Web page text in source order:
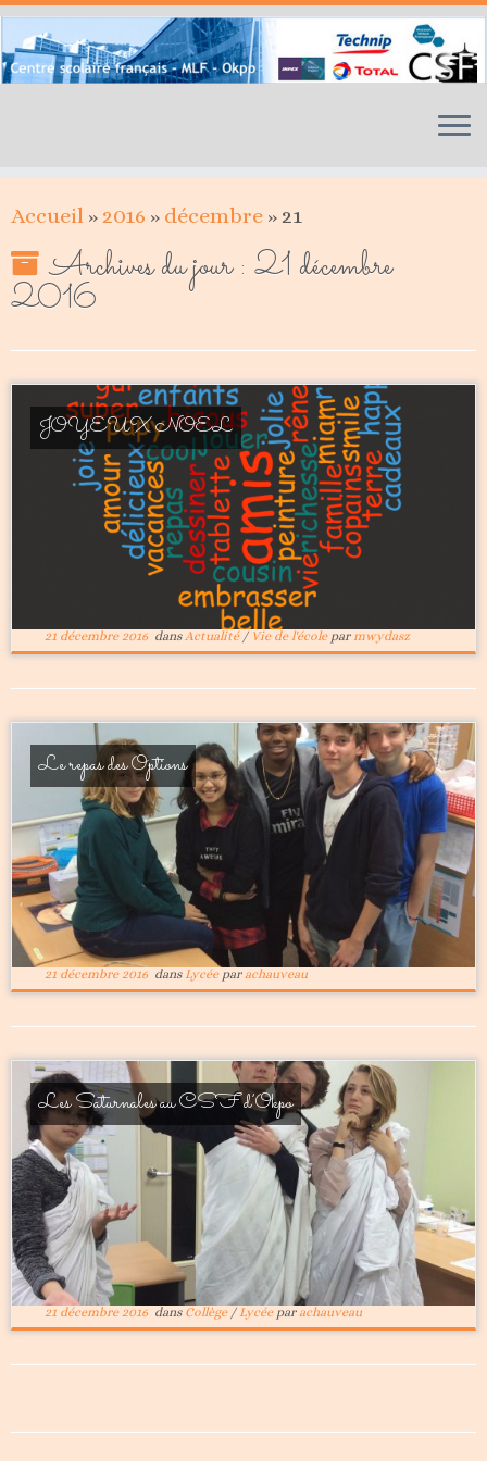
Skip
content
Accueil »2016 » décembre »21
Archives du jour : 21 décembre
2016
JOYEUX NOEL
21 décembre 2016dansActualité / Vie de l'école parmwydasz
Le repas des Options
21 décembre 2016dansLycée parachauveau
Les Saturnales au CSF d’Okpo
21 décembre 2016dans Collège /Lycée parachauveau